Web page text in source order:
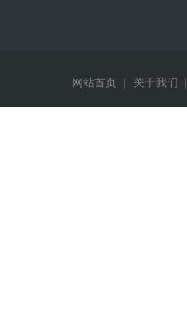
网站首页 关于我们